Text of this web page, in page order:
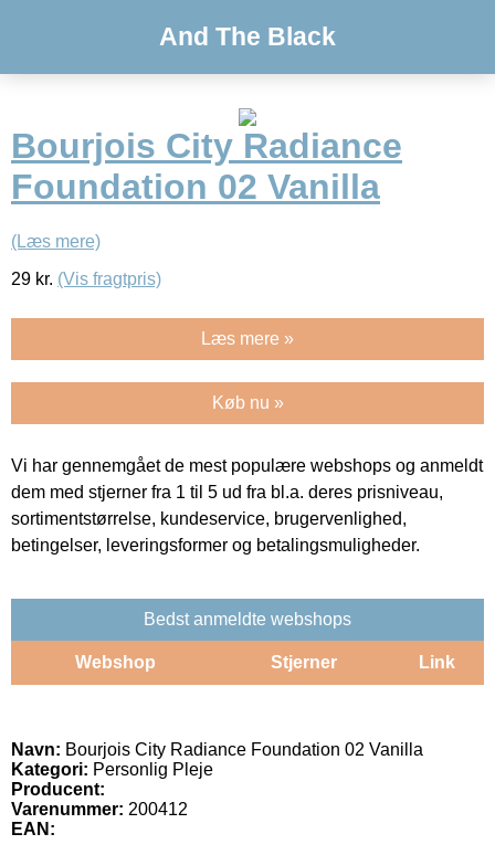
And The Black
Bourjois City Radiance
Foundation 02 Vanilla
(Læs mere)
29 kr. (Vis fragtpris)
Læs mere »
Køb nu »
Vi har gennemgået de mest populære webshops og anmeldt
dem med stjerner fra 1 til 5 ud fra bl.a. deres prisniveau,
sortimentstørrelse, kundeservice, brugervenlighed,
betingelser, leveringsformer og betalingsmuligheder.
Bedst anmeldte webshops
Webshop Stjerner Link
Navn: Bourjois City Radiance Foundation 02 Vanilla
Kategori: Personlig Pleje
Producent:
Varenummer: 200412
EAN: